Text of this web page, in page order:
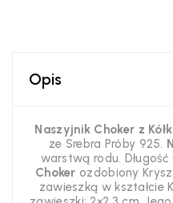
Opis
Naszyjnik Choker z
ze Srebra Próby 925.
warstwą rodu. Długość
Choker ozdobiony
zawieszką w kształcie